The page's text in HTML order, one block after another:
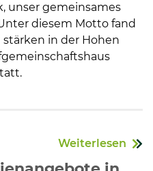
unser gemeinsames
diesem Motto fand
stärken in der Hohen
Weiterlesen